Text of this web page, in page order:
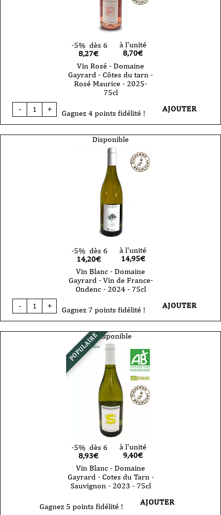
-5% dès 6
8,27€
à l'unité
8,70€
Vin Rosé - Domaine
Gayrard - Côtes du tarn -
Rosé Maurice - 2025-
75cl
-
quantité
de
-
+ Gagnez 4 points fidélité ! AJOUTER
Disponible
-5% dès 6
14,20€
à l'unité
14,95€
Vin Blanc - Domaine
Gayrard - Vin de France-
Ondenc - 2024 - 75cl
-
quantité
de
-
+ Gagnez 7 points fidélité ! AJOUTER
POPULAIREIndisponible
-5% dès 6
8,93€
à l'unité
9,40€
Vin Blanc - Domaine
Gayrard - Cotes du Tarn -
Sauvignon - 2023 - 75cl
Gagnez 5 points fidélité ! AJOUTER